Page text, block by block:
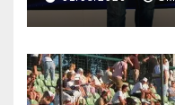
Federalnog